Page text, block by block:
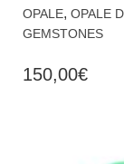
OPALE, OPALE
GEMSTONES
150,00€